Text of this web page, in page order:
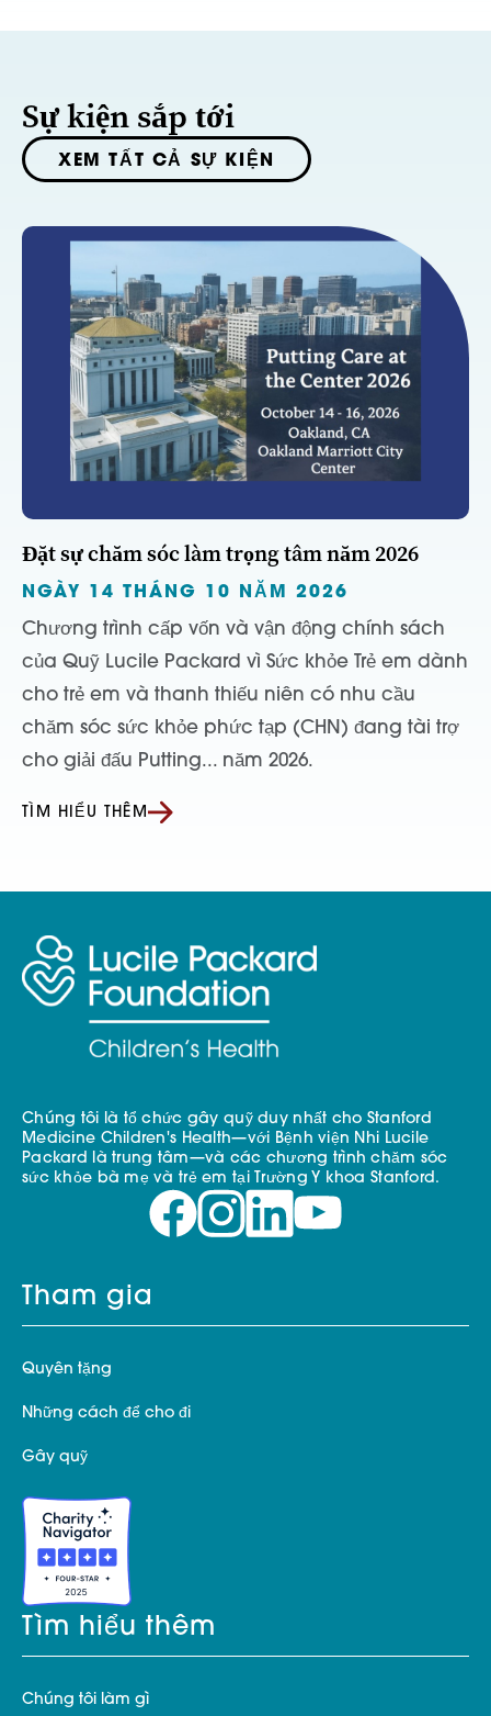
Sự kiện sắp tới
XEM TẤT CẢ SỰ KIỆN
Đặt sự chăm sóc làm trọng tâm năm 2026
NGÀY 14 THÁNG 10 NĂM 2026
Chương trình cấp vốn và vận động chính sách
của Quỹ Lucile Packard vì Sức khỏe Trẻ em dành
cho trẻ em và thanh thiếu niên có nhu cầu
chăm sóc sức khỏe phức tạp (CHN) đang tài trợ
cho giải đấu Putting... năm 2026.
TÌM HIỂU THÊM
Chúng tôi là tổ chức gây quỹ duy nhất cho Stanford
Medicine Children's Health—với Bệnh viện Nhi Lucile
Packard là trung tâm—và các chương trình chăm sóc
sức khỏe bà mẹ và trẻ em tại Trường Y khoa Stanford.
Tham gia
Quyên tặng
Những cách để cho đi
Gây quỹ
Tìm hiểu thêm
Chúng tôi làm gì